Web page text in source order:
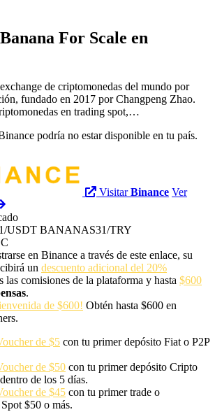
For Scale en
de criptomonedas del mundo por
fundado en 2017 por Changpeng Zhao.
en trading spot,…
podría no estar disponible en tu país.
VisitarBinance Ver
USDT BANANAS31/TRY
en Binance a través de este enlace, su
un descuento adicional del 20%
las comisiones de la plataforma y hasta $600
.
de $600! Obtén hasta $600 en
de $5 con tu primer depósito Fiat o P2P
de $50 con tu primer depósito Cripto
de los 5 días.
de $45 con tu primer trade o
$50 o más.